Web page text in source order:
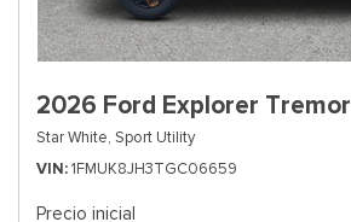
2026 Ford Explorer Tremor
Star White, Sport Utility
VIN 1FMUK8JH3TGC06659
Precio inicial